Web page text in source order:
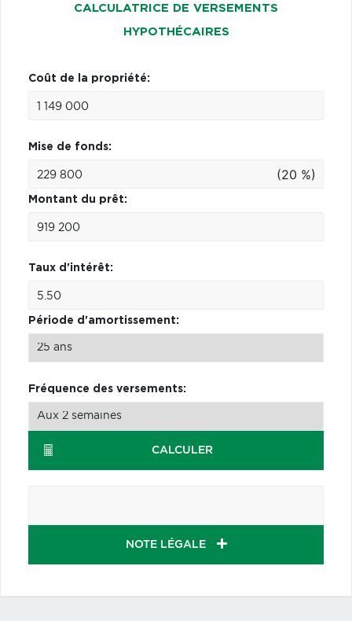
CALCULATRICE DE VERSEMENTS
HYPOTHÉCAIRES
Coût de la propriété:
Mise de fonds:
(20 %)
Montant du prêt:
Taux d'intérêt:
Période d'amortissement:
Fréquence des versements:
CALCULER
NOTE LÉGALE